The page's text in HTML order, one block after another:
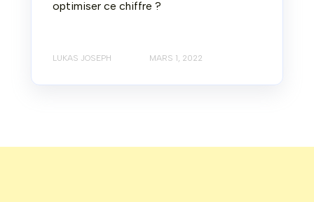
optimiser ce chiffre ?
LUKAS JOSEPH MARS 1, 2022